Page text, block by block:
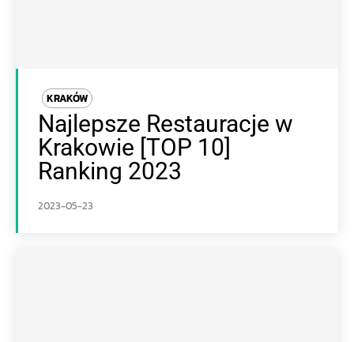
KRAKÓW
Najlepsze Restauracje w
Krakowie [TOP 10]
Ranking 2023
2023-05-23